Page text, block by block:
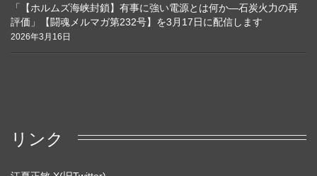
「【ホルムズ海峡封鎖】有事に強い電源とは何か―石炭火力の再
評価」【闘魂メルマガ第232号】を3月17日に配信します
2026年3月16日
リンク